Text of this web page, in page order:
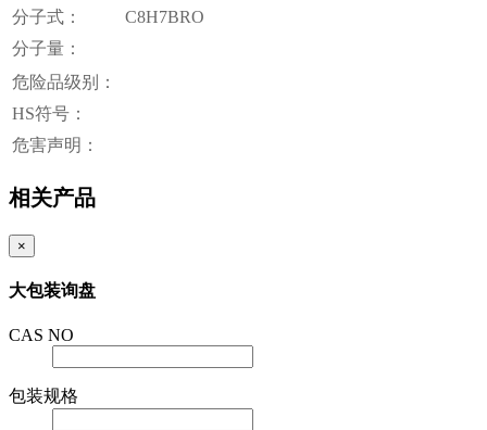
分子式：
C8H7BRO
分子量：
危险品级别：
HS符号：
危害声明：
相关产品
×
大包装询盘
CAS NO
包装规格